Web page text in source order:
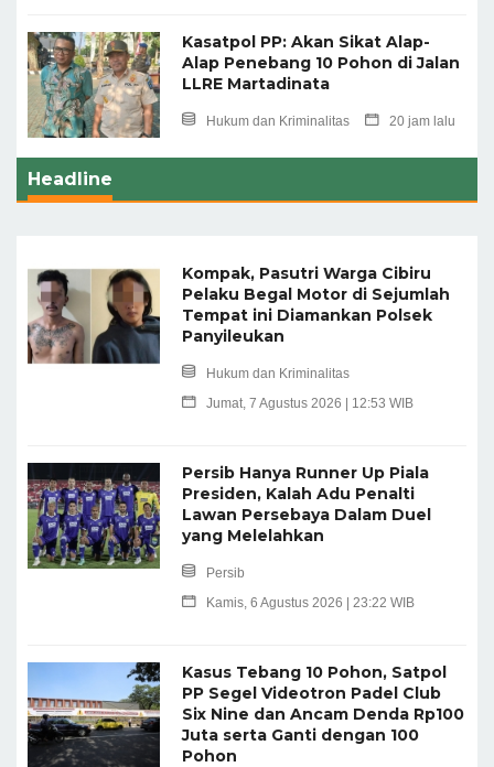
Kasatpol PP: Akan Sikat Alap-
Alap Penebang 10 Pohon di Jalan
LLRE Martadinata
Hukum dan Kriminalitas 20 jam lalu
Headline
Kompak, Pasutri Warga Cibiru
Pelaku Begal Motor di Sejumlah
Tempat ini Diamankan Polsek
Panyileukan
Hukum dan Kriminalitas
Jumat, 7 Agustus 2026 | 12:53 WIB
Persib Hanya Runner Up Piala
Presiden, Kalah Adu Penalti
Lawan Persebaya Dalam Duel
yang Melelahkan
Persib
Kamis, 6 Agustus 2026 | 23:22 WIB
Kasus Tebang 10 Pohon, Satpol
PP Segel Videotron Padel Club
Six Nine dan Ancam Denda Rp100
Juta serta Ganti dengan 100
Pohon